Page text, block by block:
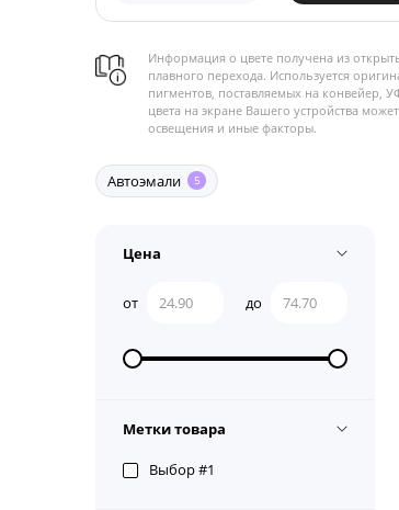
Информация о цвете получена из
плавного перехода. Используется
пигментов, поставляемых на конвейер,
цвета на экране Вашего устройства
освещения и иные факторы.
Автоэмали 5
Цена
от до
Метки товара
Выбор #1